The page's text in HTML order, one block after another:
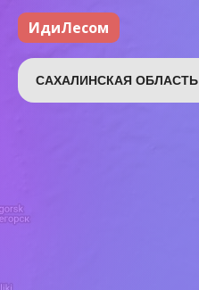
ИдиЛесом
САХАЛИНСКАЯ ОБЛАСТЬ